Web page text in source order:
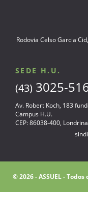
Rodovia Celso Garcia
SEDE H.U.
(43) 3025-
Av. Robert Koch, 183
Campus H.U.
CEP: 86038-400,
© 2026 - ASSUEL -